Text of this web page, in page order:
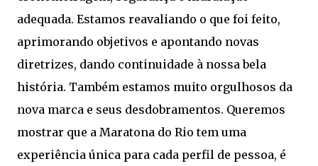
adequada. Estamos reavaliando o que foi feito,
aprimorando objetivos e apontando novas
diretrizes, dando continuidade à nossa bela
história. Também estamos muito orgulhosos da
nova marca e seus desdobramentos. Queremos
mostrar que a Maratona do Rio tem uma
experiência única para cada perfil de pessoa, é